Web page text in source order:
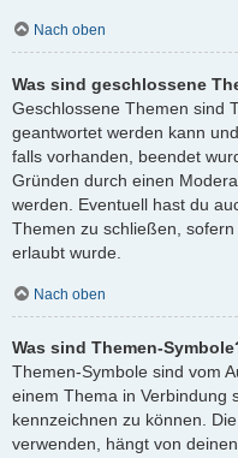
Nach oben
Was sind geschlossene
Geschlossene Themen sind
geantwortet werden kann
falls vorhanden, beendet
Gründen durch einen
werden. Eventuell hast du
Themen zu schließen,
erlaubt wurde.
Nach oben
Was sind Themen-
Themen-Symbole sind vom
einem Thema in Verbindung
kennzeichnen zu können.
verwenden, hängt von